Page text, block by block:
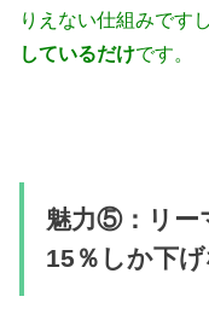
りえない仕組みです
しているだけです。
魅力⑤：リー
15％しか下